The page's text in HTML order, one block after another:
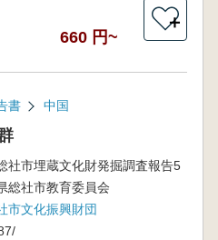
660 円~
＋
書 中国
社市埋蔵文化財発掘調査報告5
総社市教育委員会
市文化振興財団